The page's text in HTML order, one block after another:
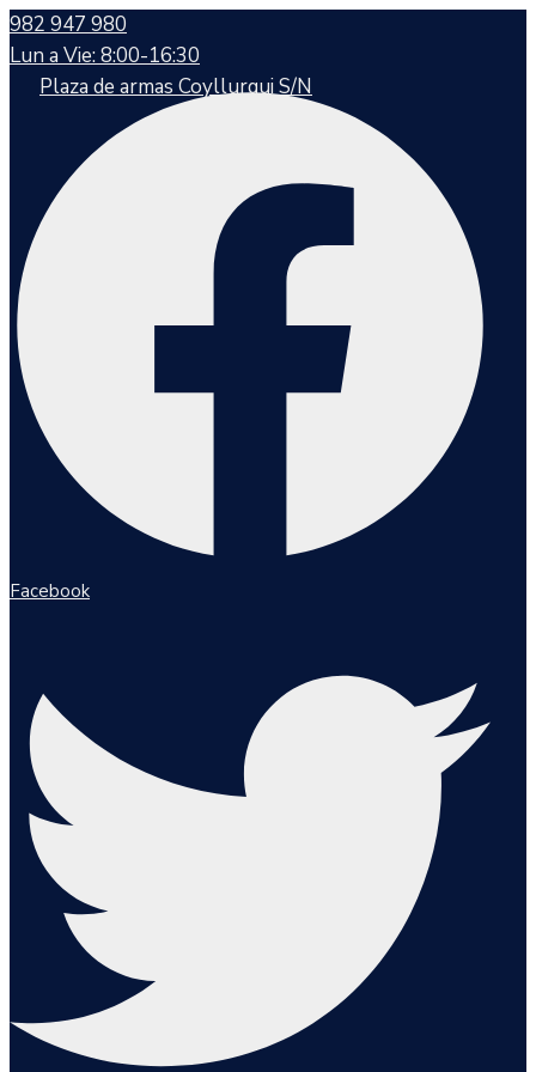
982 947 980
Lun a Vie: 8:00-16:30
Plaza de armas Coyllurqui S/N
Facebook